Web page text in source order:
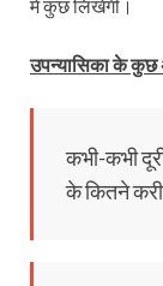
में कुछ लिखेंगी।
उपन्यासिका के
कभी-कभी
के कितने